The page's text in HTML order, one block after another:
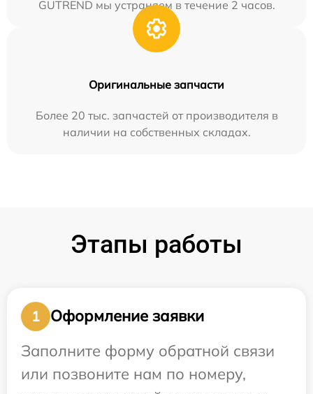
GUTREND мы устраняем в течение 2 часов.
Оригинальные запчасти
Более 20 тыс. запчастей от производителя в
наличии на собственных складах.
Этапы работы
1
Оформление заявки
Заполните форму обратной связи
или позвоните нам по номеру,